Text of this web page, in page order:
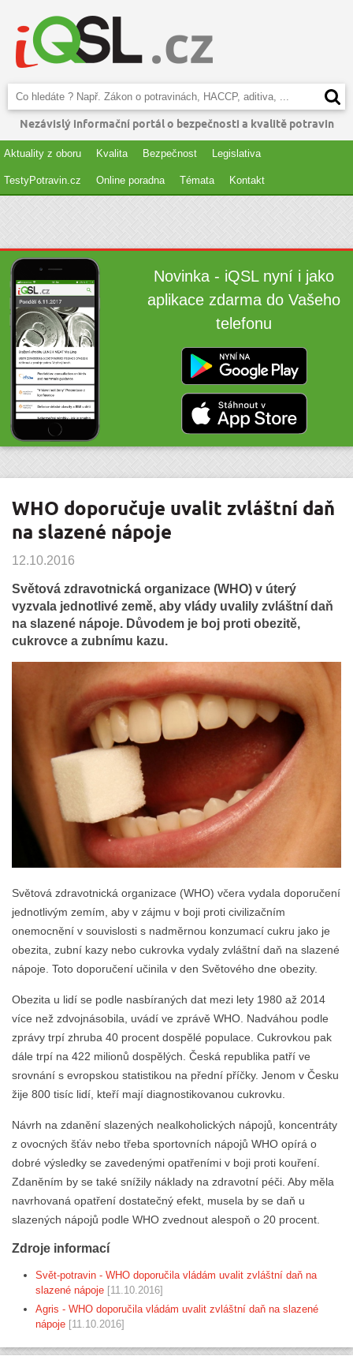
Nezávislý informační portál o bezpečnosti a kvalitě potravin
Aktuality z oboru Kvalita Bezpečnost Legislativa
TestyPotravin.cz Online poradna Témata Kontakt
Novinka - iQSL nyní i jako
aplikace zdarma do Vašeho
telefonu
WHO doporučuje uvalit zvláštní daň
na slazené nápoje
12.10.2016
Světová zdravotnická organizace (WHO) v úterý
vyzvala jednotlivé země, aby vlády uvalily zvláštní daň
na slazené nápoje. Důvodem je boj proti obezitě,
cukrovce a zubnímu kazu.
Světová zdravotnická organizace (WHO) včera vydala doporučení
jednotlivým zemím, aby v zájmu v boji proti civilizačním
onemocnění v souvislosti s nadměrnou konzumací cukru jako je
obezita, zubní kazy nebo cukrovka vydaly zvláštní daň na slazené
nápoje. Toto doporučení učinila v den Světového dne obezity.
Obezita u lidí se podle nasbíraných dat mezi lety 1980 až 2014
více než zdvojnásobila, uvádí ve zprávě WHO. Nadváhou podle
zprávy trpí zhruba 40 procent dospělé populace. Cukrovkou pak
dále trpí na 422 milionů dospělých. Česká republika patří ve
srovnání s evropskou statistikou na přední příčky. Jenom v Česku
žije 800 tisíc lidí, kteří mají diagnostikovanou cukrovku.
Návrh na zdanění slazených nealkoholických nápojů, koncentráty
z ovocných šťáv nebo třeba sportovních nápojů WHO opírá o
dobré výsledky se zavedenými opatřeními v boji proti kouření.
Zdaněním by se také snížily náklady na zdravotní péči. Aby měla
navrhovaná opatření dostatečný efekt, musela by se daň u
slazených nápojů podle WHO zvednout alespoň o 20 procent.
Zdroje informací
Svět-potravin - WHO doporučila vládám uvalit zvláštní daň na
slazené nápoje [11.10.2016]
Agris - WHO doporučila vládám uvalit zvláštní daň na slazené
nápoje [11.10.2016]